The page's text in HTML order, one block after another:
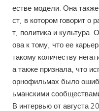
естве модели. Она
ст, в котором говорит о
т, политика и культура.
ова к тому, что ее
такому количеству
а также признала, что
орнофильмах было
ьманскими
В интервью от августа